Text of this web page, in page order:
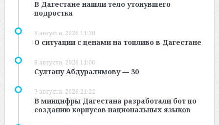
В Дагестане нашли тело утонувшего
подростка
8 августа, 2026 11:30
О ситуации с ценами на топливо в Дагестане
8 августа, 2026 11:00
Султану Абдуралимову — 30
7 августа, 2026 21:22
В минцифры Дагестана разработали бот по
созданию корпусов национальных языков